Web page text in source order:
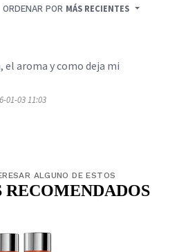
ORDENAR POR MÁS RECIENTES
el aroma y como deja mi
01-03 11:03
ALGUNO DE ESTOS
RECOMENDADOS